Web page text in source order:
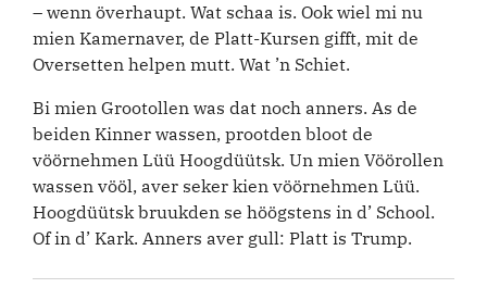
– wenn överhaupt. Wat schaa is. Ook wiel mi nu
mien Kamernaver, de Platt-Kursen gifft, mit de
Oversetten helpen mutt. Wat ’n Schiet.
Bi mien Grootollen was dat noch anners. As de
beiden Kinner wassen, prootden bloot de
vöörnehmen Lüü Hoogdüütsk. Un mien Vöörollen
wassen vööl, aver seker kien vöörnehmen Lüü.
Hoogdüütsk bruukden se höögstens in d’ School.
Of in d’ Kark. Anners aver gull: Platt is Trump.